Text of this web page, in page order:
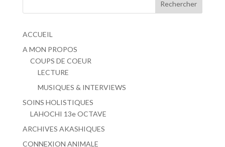
ACCUEIL
A MON PROPOS
COUPS DE COEUR
LECTURE
MUSIQUES & INTERVIEWS
SOINS HOLISTIQUES
LAHOCHI 13e OCTAVE
ARCHIVES AKASHIQUES
CONNEXION ANIMALE